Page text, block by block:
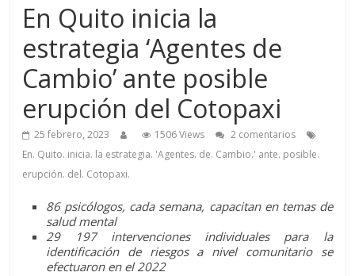
En Quito inicia la
estrategia ‘Agentes de
Cambio’ ante posible
erupción del Cotopaxi
25 febrero, 2023 1506 Views
2 comentarios
En. Quito. inicia. la estrategia. 'Agentes. de. Cambio.' ante. posible.
erupción. del. Cotopaxi.
86 psicólogos, cada semana, capacitan en temas de
salud mental
29 197 intervenciones individuales para la
identificación de riesgos a nivel comunitario se
efectuaron en el 2022